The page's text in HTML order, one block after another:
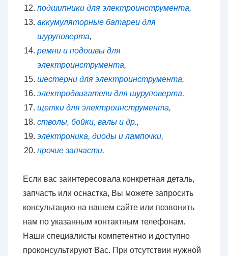
подшипники для электроинструмента,
аккумуляторные батареи для
шуруповерта,
ремни и подошвы для
электроинструмента,
шестерни для электроинструмента,
электродвигатели для шуруповерта,
щетки для электроинструмента,
стволы, бойки, валы и др.,
электроника, диоды и лампочки,
прочие запчасти.
Если вас заинтересовала конкретная деталь,
запчасть или оснастка, Вы можете запросить
консультацию на нашем сайте или позвонить
нам по указанным контактным телефонам.
Наши специалисты компетентно и доступно
проконсультируют Вас. При отсутствии нужной